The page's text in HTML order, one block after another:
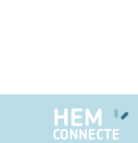
HEM
CONNECTE